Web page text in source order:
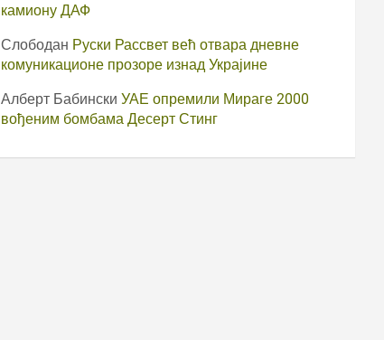
камиону ДАФ
Слободан Руски Рассвет већ отвара дневне
комуникационе прозоре изнад Украјине
Алберт Бабински УАЕ опремили Мираге 2000
вођеним бомбама Десерт Стинг